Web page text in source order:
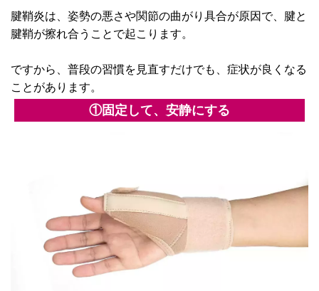
腱鞘炎は、姿勢の悪さや関節の曲がり具合が原因で、腱と
腱鞘が擦れ合うことで起こります。
ですから、普段の習慣を見直すだけでも、症状が良くなる
ことがあります。
①固定して、安静にする